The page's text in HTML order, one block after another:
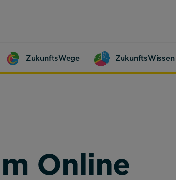
ZukunftsWege ZukunftsWissen
Online